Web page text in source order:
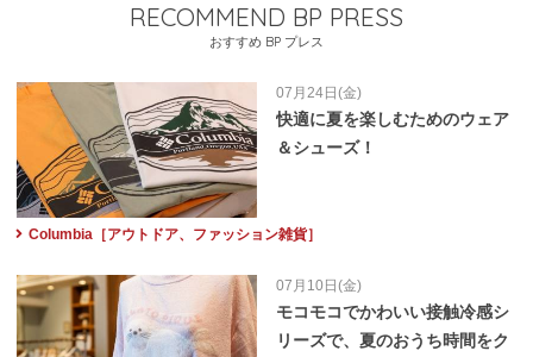
RECOMMEND BP PRESS
おすすめ BP プレス
07月24日(金)
快適に夏を楽しむためのウェア
＆シューズ！
Columbia［アウトドア、ファッション雑貨］
07月10日(金)
モコモコでかわいい接触冷感シ
リーズで、夏のおうち時間をク